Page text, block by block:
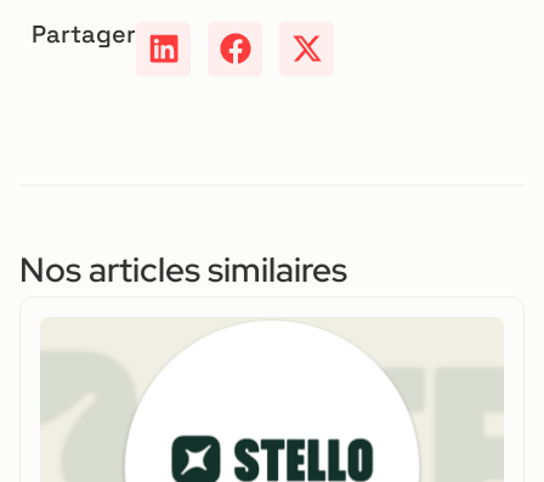
Partager
Nos articles similaires